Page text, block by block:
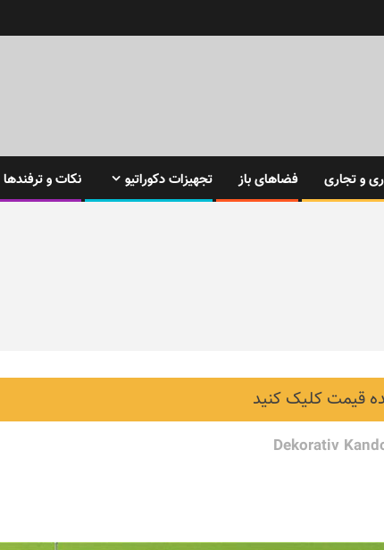
و تجاری فضاهای باز تجهیزات دکوراتیو
نکات و ترفندها
قیمت کلیک کنید
Dekorativ